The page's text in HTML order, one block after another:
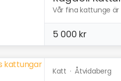
Vår fina kattunge är
5 000 kr
Katt ·Åtvidaberg